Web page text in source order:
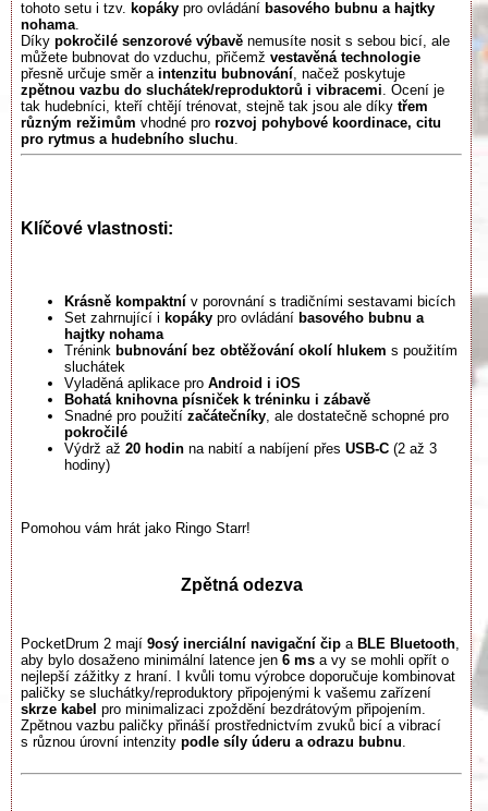
tohoto setu i tzv. kopáky pro ovládání basového bubnu a hajtky
nohama
Díky pokročilé senzorové výbavě nemusíte nosit s sebou bicí, ale
můžete bubnovat do vzduchu, přičemž vestavěná technologie
přesně určuje směr a intenzitu bubnování , načež poskytuje
zpětnou vazbu do sluchátek/reproduktorů i vibracemi . Ocení je
tak hudebníci, kteří chtějí trénovat, stejně tak jsou ale díky třem
různým režimům vhodné pro rozvoj pohybové koordinace, citu
pro rytmus a hudebního sluchu
Klíčové vlastnosti:
Krásně kompaktní v porovnání s tradičními sestavami bicích
Set zahrnující i kopáky pro ovládání basového bubnu a
hajtky nohama
Trénink bubnování bez obtěžování okolí hlukem s použitím
sluchátek
Vyladěná aplikace pro Android i iOS
Bohatá knihovna písniček k tréninku i zábavě
Snadné pro použití začátečníky , ale dostatečně schopné pro
pokročilé
Výdrž až 20 hodin na nabití a nabíjení přes USB-C (2 až 3
hodiny)
Pomohou vám hrát jako Ringo Starr!
Zpětná odezva
PocketDrum 2 mají 9osý inerciální navigační čip a BLE Bluetooth
aby bylo dosaženo minimální latence jen 6 ms a vy se mohli opřít o
nejlepší zážitky z hraní. I kvůli tomu výrobce doporučuje kombinovat
paličky se sluchátky/reproduktory připojenými k vašemu zařízení
skrze kabel pro minimalizaci zpoždění bezdrátovým připojením.
Zpětnou vazbu paličky přináší prostřednictvím zvuků bicí a vibrací
s různou úrovní intenzity podle síly úderu a odrazu bubnu